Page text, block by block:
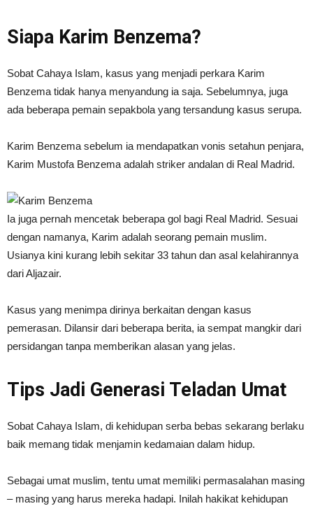
Siapa Karim Benzema?
Sobat Cahaya Islam, kasus yang menjadi perkara Karim
Benzema tidak hanya menyandung ia saja. Sebelumnya, juga
ada beberapa pemain sepakbola yang tersandung kasus serupa.
Karim Benzema sebelum ia mendapatkan vonis setahun penjara,
Karim Mustofa Benzema adalah striker andalan di Real Madrid.
Ia juga pernah mencetak beberapa gol bagi Real Madrid. Sesuai
dengan namanya, Karim adalah seorang pemain muslim.
Usianya kini kurang lebih sekitar 33 tahun dan asal kelahirannya
dari Aljazair.
Kasus yang menimpa dirinya berkaitan dengan kasus
pemerasan. Dilansir dari beberapa berita, ia sempat mangkir dari
persidangan tanpa memberikan alasan yang jelas.
Tips Jadi Generasi Teladan Umat
Sobat Cahaya Islam, di kehidupan serba bebas sekarang berlaku
baik memang tidak menjamin kedamaian dalam hidup.
Sebagai umat muslim, tentu umat memiliki permasalahan masing
– masing yang harus mereka hadapi. Inilah hakikat kehidupan